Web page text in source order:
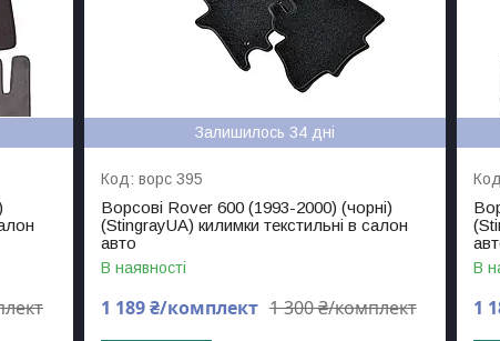
Залишилось 34 дні
ворс 395
Ворсові Rover 600 (1993-2000) (чорні)
(StingrayUA) килимки текстильні в салон
авто
В наявності
1 300 ₴/комплект
1 189 ₴/комплект
В
1